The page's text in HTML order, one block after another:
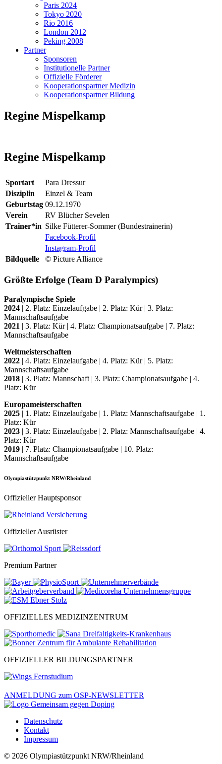
Paris 2024
Tokyo 2020
Rio 2016
London 2012
Peking 2008
Partner
Sponsoren
Institutionelle Partner
Offizielle Förderer
Kooperationspartner Medizin
Kooperationspartner Bildung
Regine Mispelkamp
Regine Mispelkamp
Sportart
Para Dressur
Disziplin
Einzel & Team
Geburtstag 09.12.1970
Verein
RV Blücher Sevelen
Trainer*in Silke Fütterer-Sommer (Bundestrainerin)
Facebook-Profil
Instagram-Profil
Bildquelle
© Picture Alliance
Größte Erfolge (Team D Paralympics)
Paralympische Spiele
2024 | 2. Platz: Einzelaufgabe | 2. Platz: Kür | 3. Platz:
Mannschaftsaufgabe
2021 | 3. Platz: Kür | 4. Platz: Championatsaufgabe | 7. Platz:
Mannschaftsaufgabe
Weltmeisterschaften
2022 | 4. Platz: Einzelaufgabe | 4. Platz: Kür | 5. Platz:
Mannschaftsaufgabe
2018 | 3. Platz: Mannschaft | 3. Platz: Championatsaufgabe | 4.
Platz: Kür
Europameisterschaften
2025 | 1. Platz: Einzelaufgabe | 1. Platz: Mannschaftsaufgabe | 1.
Platz: Kür
2023 | 3. Platz: Einzelaufgabe | 2. Platz: Mannschaftsaufgabe | 4.
Platz: Kür
2019 | 7. Platz: Championatsaufgabe | 10. Platz:
Mannschaftsaufgabe
Olympiastützpunkt NRW/Rheinland
Offizieller Hauptsponsor
Offizieller Ausrüster
Premium Partner
OFFIZIELLES MEDIZINZENTRUM
OFFIZIELLER BILDUNGSPARTNER
ANMELDUNG zum OSP-NEWSLETTER
Datenschutz
Kontakt
Impressum
© 2026 Olympiastützpunkt NRW/Rheinland